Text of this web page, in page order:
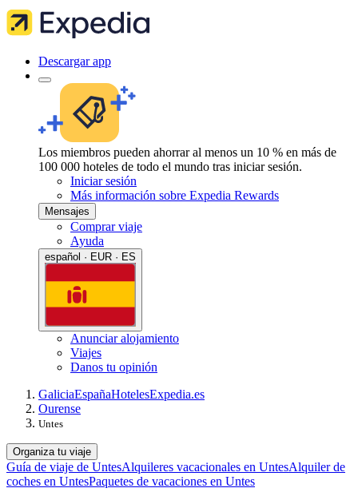
Descargar app
Los miembros pueden ahorrar al menos un 10 % en más de
100 000 hoteles de todo el mundo tras iniciar sesión.
Iniciar sesión
Más información sobre Expedia Rewards
Mensajes
Comprar viaje
Ayuda
español · EUR · ES
Anunciar alojamiento
Viajes
Danos tu opinión
GaliciaEspañaHotelesExpedia.es
Ourense
Untes
Organiza tu viaje
Guía de viaje de UntesAlquileres vacacionales en UntesAlquiler de
coches en UntesPaquetes de vacaciones en Untes